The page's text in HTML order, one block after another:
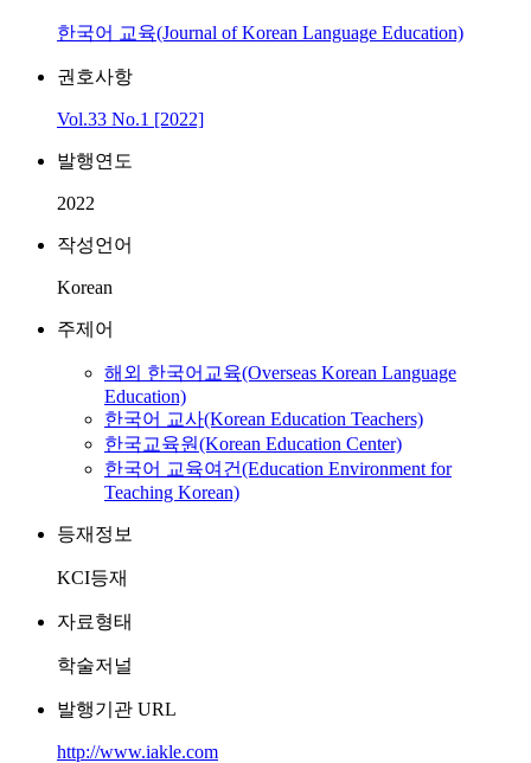
한국어 교육(Journal of Korean Language Education)
권호사항
Vol.33 No.1 [2022]
발행연도
2022
작성언어
Korean
주제어
해외 한국어교육(Overseas Korean Language
Education)
한국어 교사(Korean Education Teachers)
한국교육원(Korean Education Center)
한국어 교육여건(Education Environment for
Teaching Korean)
등재정보
KCI등재
자료형태
학술저널
발행기관 URL
http://www.iakle.com